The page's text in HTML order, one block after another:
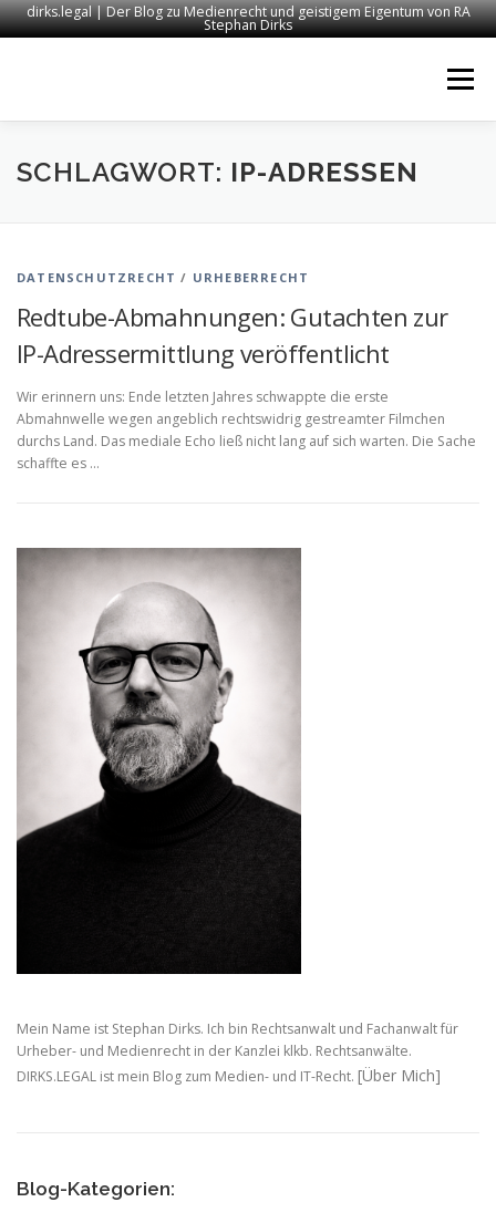
dirks.legal | Der Blog zu Medienrecht und geistigem Eigentum von RA
Stephan Dirks
Menü
START KONTAKT RECHTSANWALT DIRKS
SCHLAGWORT: IP-ADRESSEN
DATENSCHUTZRECHT / URHEBERRECHT
Redtube-Abmahnungen: Gutachten zur
IP-Adressermittlung veröffentlicht
Wir erinnern uns: Ende letzten Jahres schwappte die erste
Abmahnwelle wegen angeblich rechtswidrig gestreamter Filmchen
durchs Land. Das mediale Echo ließ nicht lang auf sich warten. Die Sache
schaffte es …
Mein Name ist Stephan Dirks. Ich bin Rechtsanwalt und Fachanwalt für
Urheber- und Medienrecht in der Kanzlei klkb. Rechtsanwälte.
DIRKS.LEGAL ist mein Blog zum Medien- und IT-Recht. [Über Mich]
Blog-Kategorien: